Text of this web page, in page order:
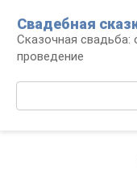
контенту
Свадебная
Сказочная свадьба:
проведение